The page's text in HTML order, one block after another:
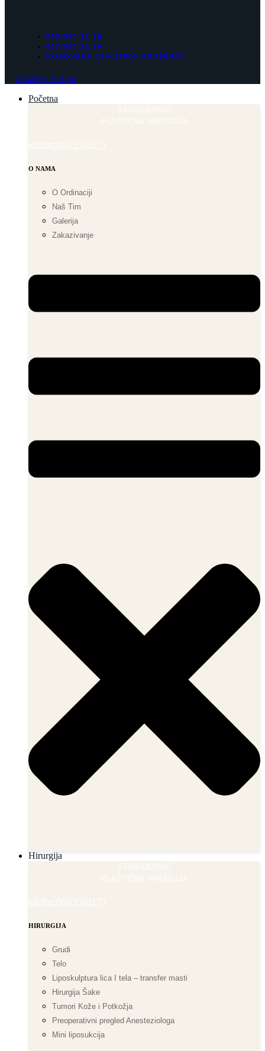
065/350 21 70
037/350 21 70
KOSOVSKA 15A,37000 KRUŠEVAC
Zakažite Termin
Početna
O NAMA
O Ordinaciji
Naš Tim
Galerija
Zakazivanje
Hirurgija
HIRURGIJA
Grudi
Telo
Liposkulptura lica I tela – transfer masti
Hirurgija Šake
Tumori Kože i Potkožja
Preoperativni pregled Anesteziologa
Mini liposukcija